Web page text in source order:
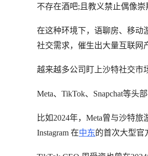
不存在酒吧;且教义禁止偶像崇
在这种环境下，语聊房、移动
社交需求，催生出大量互联网
越来越多公司盯上沙特社交市
Meta、TikTok、Snapchat等头
比如2024年，Meta曾与沙特
Instagram 在中东的首次大型官